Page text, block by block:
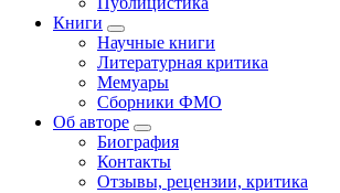
Книги
Научные книги
Литературная критика
Мемуары
Сборники ФМО
Об авторе
Биография
Контакты
Отзывы, рецензии, критика